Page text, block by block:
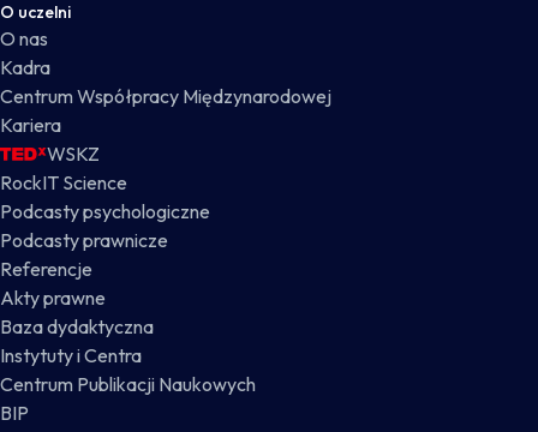
O uczelni
O nas
Kadra
Centrum Współpracy Międzynarodowej
Kariera
WSKZ
RockIT Science
Podcasty psychologiczne
Podcasty prawnicze
Referencje
Akty prawne
Baza dydaktyczna
Instytuty i Centra
Centrum Publikacji Naukowych
BIP